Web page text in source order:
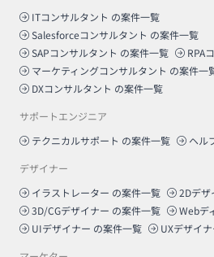
ITコンサルタント の案件一覧
Salesforceコンサルタント の案件一覧
SAPコンサルタント の案件一覧 RPA
マーケティングコンサルタント の案件一
DXコンサルタント の案件一覧
サポートエンジニア
テクニカルサポート の案件一覧 ヘル
デザイナー
イラストレーター の案件一覧 2Dデザ
3D/CGデザイナー の案件一覧 Webデ
UIデザイナー の案件一覧 UXデザイ